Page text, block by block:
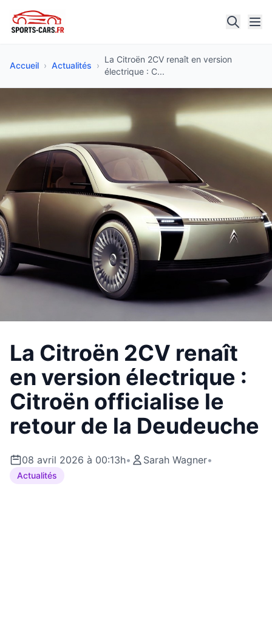
Accueil › Actualités ›
La Citroën 2CV renaît en version
électrique : C...
La Citroën 2CV renaît
en version électrique :
Citroën officialise le
retour de la Deudeuche
08 avril 2026 à 00:13h• Sarah Wagner•
Actualités